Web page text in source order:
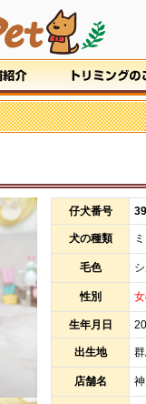
仔犬番号
犬の種類
毛色
性別
生年月日
出生地
店舗名